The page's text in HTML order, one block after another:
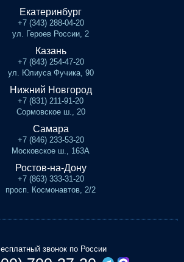
Екатеринбург
+7 (343) 288-04-20
ул. Героев России, 2
Казань
+7 (843) 254-47-20
ул. Юлиуса Фучика, 90
Нижний Новгород
+7 (831) 211-91-20
Сормовское ш., 20
Самара
+7 (846) 233-53-20
Московское ш., 163А
Ростов-на-Дону
+7 (863) 333-31-20
просп. Космонавтов, 2/2
звонок по России